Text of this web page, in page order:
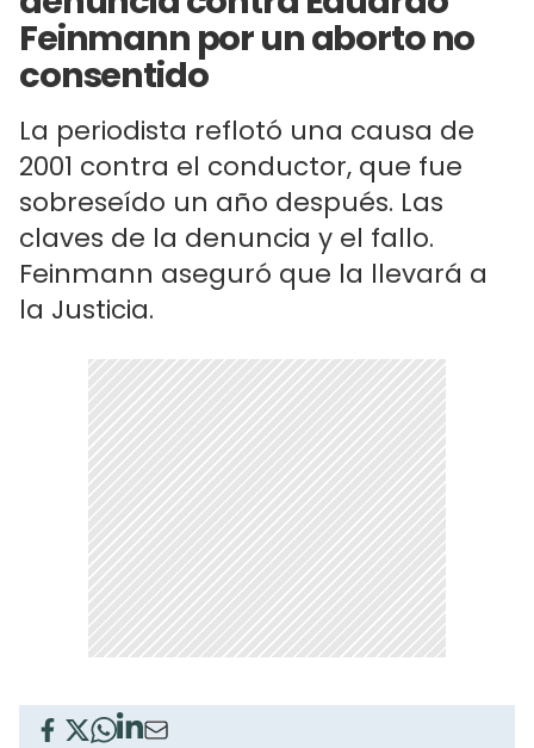
Feinmann por un aborto no
consentido
La periodista reflotó una causa de
2001 contra el conductor, que fue
sobreseído un año después. Las
claves de la denuncia y el fallo.
Feinmann aseguró que la llevará a
la Justicia.